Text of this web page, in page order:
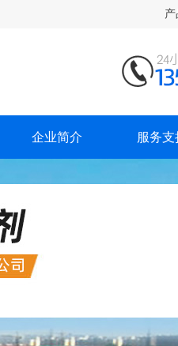
企业简介 服务支